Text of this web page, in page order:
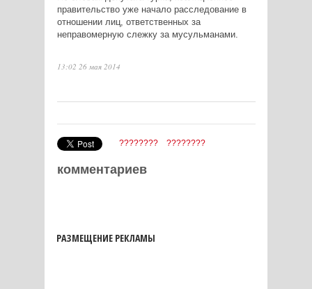
правительство уже начало расследование в
отношении лиц, ответственных за
неправомерную слежку за мусульманами.
13:02 26 мая 2014
???????? ????????
комментариев
РАЗМЕЩЕНИЕ РЕКЛАМЫ